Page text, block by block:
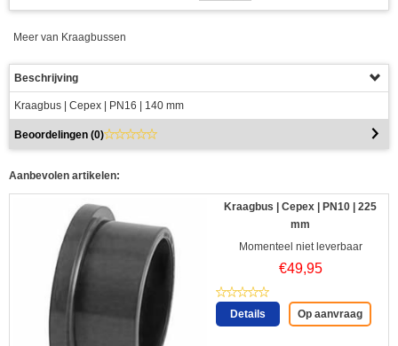
Meer van Kraagbussen
Beschrijving
Kraagbus | Cepex | PN16 | 140 mm
Beoordelingen (0)
Aanbevolen artikelen:
Kraagbus | Cepex | PN10 | 225
mm
Momenteel niet leverbaar
€49,95
Details Op aanvraag